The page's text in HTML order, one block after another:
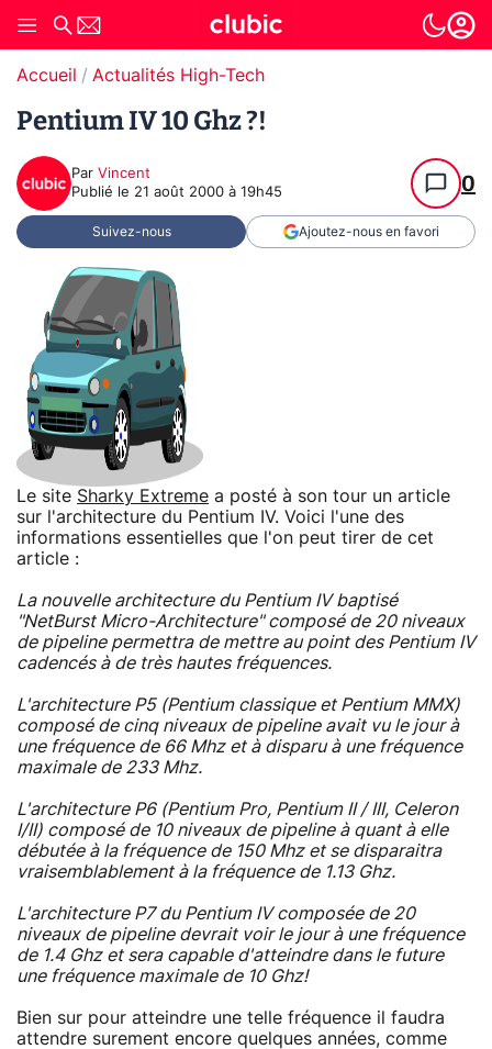
Accueil Actualités High-Tech
Pentium IV 10 Ghz ?!
Par Vincent
Publié le 21 août 2000 à 19h45 0
Suivez-nous Ajoutez-nous en favori
Le site Sharky Extreme a posté à son tour un article
sur l'architecture du Pentium IV. Voici l'une des
informations essentielles que l'on peut tirer de cet
article :
La nouvelle architecture du Pentium IV baptisé
"NetBurst Micro-Architecture" composé de 20 niveaux
de pipeline permettra de mettre au point des Pentium IV
cadencés à de très hautes fréquences.
L'architecture P5 (Pentium classique et Pentium MMX)
composé de cinq niveaux de pipeline avait vu le jour à
une fréquence de 66 Mhz et à disparu à une fréquence
maximale de 233 Mhz.
L'architecture P6 (Pentium Pro, Pentium II / III, Celeron
I/II) composé de 10 niveaux de pipeline à quant à elle
débutée à la fréquence de 150 Mhz et se disparaitra
vraisemblablement à la fréquence de 1.13 Ghz.
L'architecture P7 du Pentium IV composée de 20
niveaux de pipeline devrait voir le jour à une fréquence
de 1.4 Ghz et sera capable d'atteindre dans le future
une fréquence maximale de 10 Ghz!
Bien sur pour atteindre une telle fréquence il faudra
attendre surement encore quelques années, comme